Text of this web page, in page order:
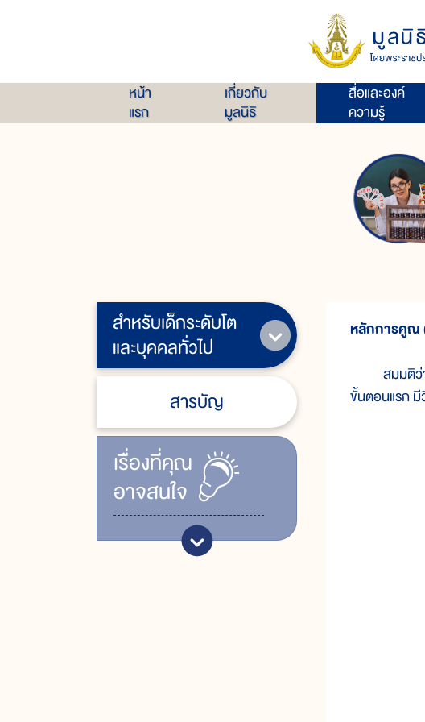
หน้า
แรก
เกี่ยวกับ
มูลนิธิ
สื่อและองค์
ความรู้
สำหรับเด็กระดับโต
และบุคคลทั่วไป
สารบัญ
เรื่ิองที่คุณ
อาจสนใจ
หลักการคูณ
สมมติว่า ก
ขั้นตอนแรก มี